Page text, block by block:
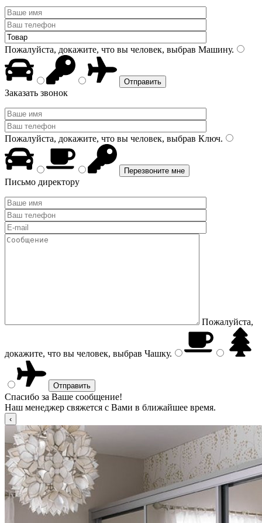
Пожалуйста, докажите, что вы человек, выбрав Машину.
Заказать звонок
Пожалуйста, докажите, что вы человек, выбрав Ключ.
Письмо директору
Пожалуйста,
докажите, что вы человек, выбрав Чашку.
Спасибо за Ваше сообщение!
Наш менеджер свяжется с Вами в ближайшее время.